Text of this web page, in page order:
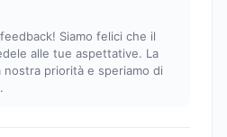
Siamo felici che il
alle tue aspettative. La
priorità e speriamo di